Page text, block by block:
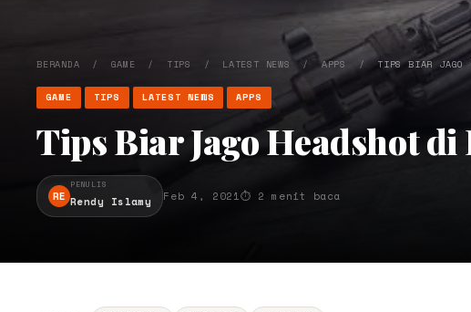
BERANDA / GAME / TIPS / LATEST NEWS /APPS /TIPS BIAR JAGO
GAME TIPS LATEST NEWS APPS
Tips Biar Jago Headshot di
RE
PENULIS
Rendy Islamy Feb 4, 2021⏱ 2 menit baca